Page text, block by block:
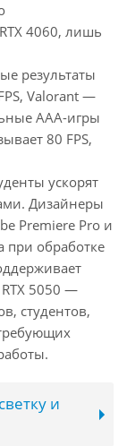
4060, лишь
результаты
Valorant —
AAA-игры
80 FPS,
ускорят
Дизайнеры
Premiere Pro и
при обработке
5050 —
студентов,
и